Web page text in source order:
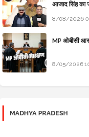
आजाद सिंह का
8/08/2026
MP ओबीसी
8/05/2026
MADHYA PRADESH